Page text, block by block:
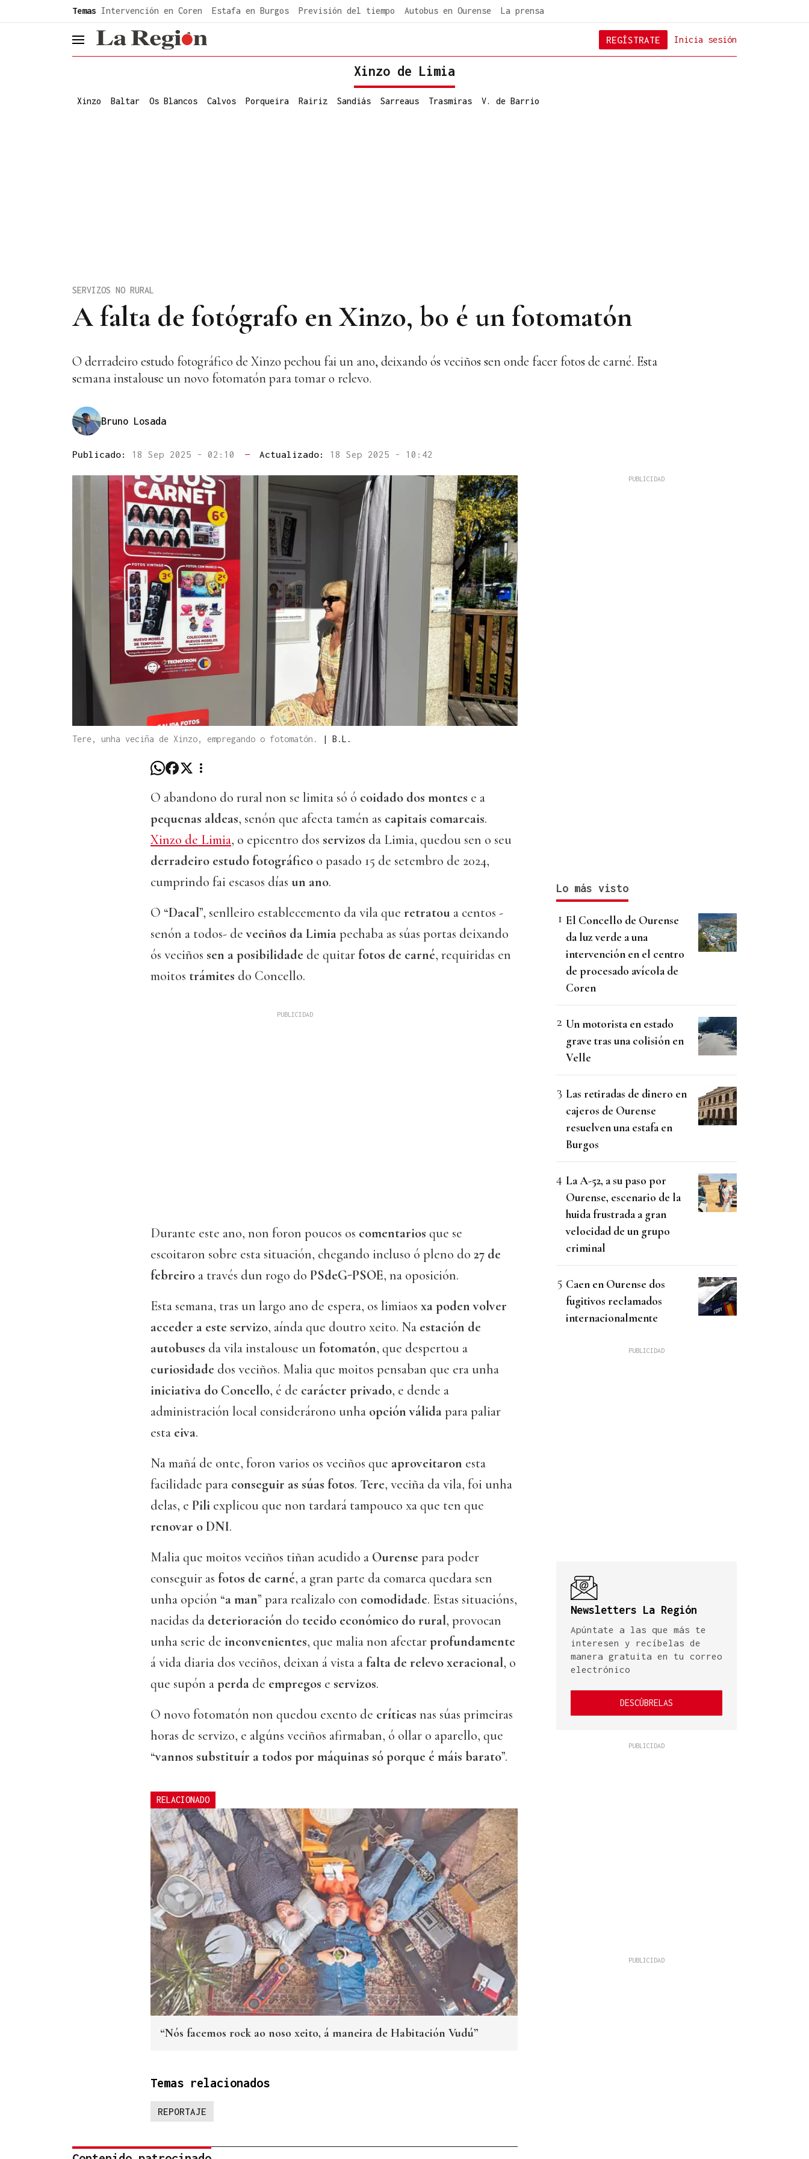
Temas Intervención en Coren Estafa en Burgos Previsión del tiempo Autobus en Ourense La prensa
header.menu.open Inicia sesión
REGÍSTRATE
Xinzo de Limia
Xinzo Baltar Os Blancos Calvos Porqueira Rairiz Sandiás Sarreaus Trasmiras V. de Barrio
A falta de fotógrafo en Xinzo, bo é un fotomatón
SERVIZOS NO RURAL
O derradeiro estudo fotográfico de Xinzo pechou fai un ano, deixando ós veciños sen onde facer fotos de carné. Esta
semana instalouse un novo fotomatón para tomar o relevo.
Bruno Losada
Publicado: 18 Sep 2025 - 02:10 — Actualizado: 18 Sep 2025 - 10:42
Tere, unha veciña de Xinzo, empregando o fotomatón. | B.L.
O abandono do rural non se limita só ó coidado dos montes e a
pequenas aldeas, senón que afecta tamén as capitais comarcais.
Xinzo de Limia, o epicentro dos servizos da Limia, quedou sen o seu
derradeiro estudo fotográfico o pasado 15 de setembro de 2024,
cumprindo fai escasos días un ano.
O “Dacal”, senlleiro establecemento da vila que retratou a centos -
senón a todos- deveciños daLimiapechaba as súas portas deixando
ós veciños sen a posibilidade de quitarfotos de carné, requiridas en
moitos trámites do Concello.
Durante este ano, non foron poucos os comentarios que se
escoitaron sobre esta situación, chegando incluso ó pleno do 27 de
febreiro a través dun rogo do PSdeG-PSOE, na oposición.
Esta semana, tras un largo ano de espera, os limiaos xa poden volver
acceder a este servizo, aínda que doutro xeito. Na estación de
autobuses da vila instalouse un fotomatón, que despertou a
curiosidade dos veciños. Malia que moitos pensaban que era unha
iniciativa do Concello, é de carácter privado, e dende a
administración local considerárono unha opción válidapara paliar
esta eiva.
Na mañá de onte, foron varios os veciños que aproveitaron esta
facilidade para conseguir as súas fotos. Tere, veciña da vila, foi unha
delas, e Pili explicou que non tardará tampouco xa que ten que
renovar o DNI.
Malia que moitos veciños tiñan acudido a Ourense para poder
conseguir as fotos de carné, a gran parte da comarca quedara sen
unha opción “aman” para realizalo con comodidade. Estas situacións,
nacidas da deterioración do tecido económico do rural, provocan
unha serie de inconvenientes, que malia non afectarprofundamente
á vida diaria dos veciños, deixan á vista afalta de relevo xeracional, o
que supón aperda de empregos e servizos.
O novo fotomatón non quedou exento de críticas nas súas primeiras
horas de servizo, e algúns veciños afirmaban, ó ollar o aparello, que
“vannos substituír a todos por máquinas só porque é máis barato”.
RELACIONADO
“Nós facemos rock ao noso xeito, á maneira de Habitación Vudú”
Temas relacionados
REPORTAJE
Lo más visto
El Concello de Ourense
da luz verde a una
intervención en el centro
de procesado avícola de
Coren
Un motorista en estado
grave tras una colisión en
Velle
Las retiradas de dinero en
cajeros de Ourense
resuelven una estafa en
Burgos
La A-52, a su paso por
Ourense, escenario de la
huida frustrada a gran
velocidad de un grupo
criminal
Caen en Ourense dos
fugitivos reclamados
internacionalmente
Newsletters La Región
Apúntate a las que más te
interesen y recíbelas de
manera gratuita en tu correo
electrónico
DESCÚBRELAS